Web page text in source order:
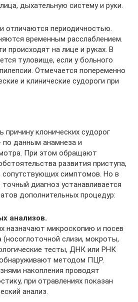
дыхательную систему и руки.
отличаются периодичностью.
временным расслаблением.
происходят на лице и руках. В
туловище, если у больного
Отмечается попеременно
и клинические судороги при
клонических судорог
по данным анамнеза и
При этом обращают
развития приступа,
сопутствующих симптомов. Но в
диагноз устанавливается
дополнительных процедур:
анализов.
назначают микроскопию и посев
(носоглоточной слизи, мокроты,
тесты, ДНК или РНК
методом ПЦР.
накопления проводят
при отравлениях показан
анализ.